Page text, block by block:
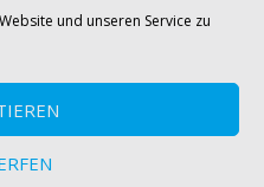
und unseren Service zu